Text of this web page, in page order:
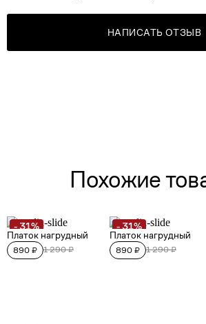
НАПИСАТЬ ОТЗЫВ